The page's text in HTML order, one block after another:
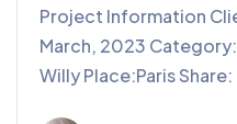
Project Information
March, 2023
Willy Place:Paris Share: